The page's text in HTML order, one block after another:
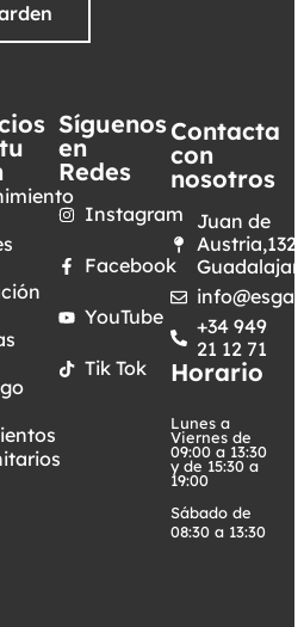
Síguenos
en
Redes
Instagram
Facebook
YouTube
Tik Tok
Contacta
con
nosotros
Juan de
Austria,132.
+34 949
21 12 71
Horario
Lunes a
Viernes de
09:00 a 13:30
y de 15:30 a
19:00
Sábado de
08:30 a 13:30